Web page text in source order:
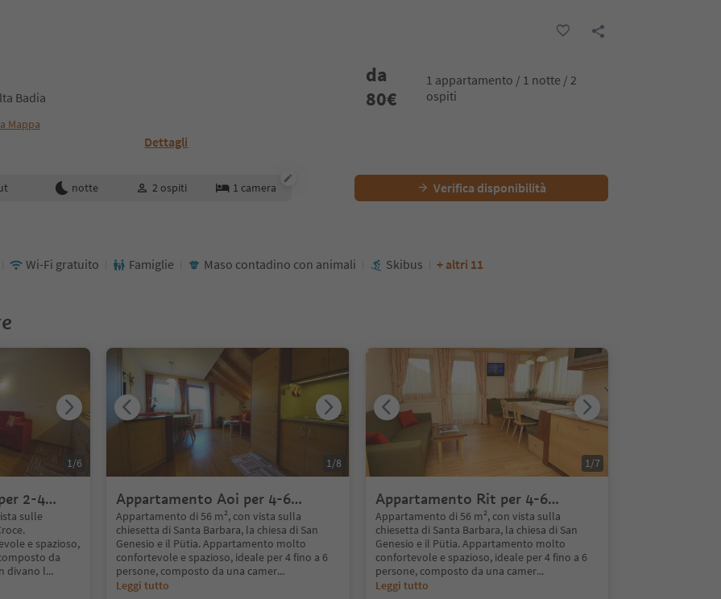
Badia
Mappa
Dettagli
da
80€
1 appartamento / 1 notte / 2
ospiti
notte 2 ospiti 1 camera Verifica disponibilità
Wi-Fi gratuito Famiglie Maso contadino con animali Skibus + altri 11
2-4
sulle
e spazioso,
da
divano l...
1/6
Appartamento Aoi per 4-6
persone
Appartamento di 56 m², con vista sulla
chiesetta di Santa Barbara, la chiesa di San
Genesio e il Pütia. Appartamento molto
confortevole e spazioso, ideale per 4 fino a 6
persone, composto da una camer...
Leggi tutto
1/8
Appartamento Rit per 4-6
persone
Appartamento di 56 m², con vista sulla
chiesetta di Santa Barbara, la chiesa di San
Genesio e il Pütia. Appartamento molto
confortevole e spazioso, ideale per 4 fino a 6
persone, composto da una camer...
Leggi tutto
1/7